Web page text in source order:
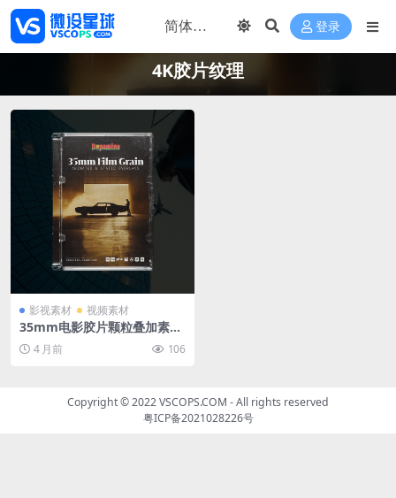
登录
4K胶片纹理
影视素材 视频素材
35mm电影胶片颗粒叠加素材
40个4K真实噪点纹理 20动态+
20静态视频剪辑特效包
4 月前 106
Copyright © 2022VSCOPS.COM - All rights reserved
粤ICP备2021028226号